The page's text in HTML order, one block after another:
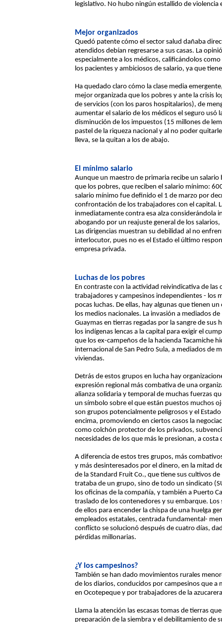
legislativo. No hubo ningún estallido de violencia
Mejor organizados
Quedó patente cómo el sector salud dañaba
atendidos debían regresarse a sus casas. La
especialmente a los médicos, calificándolos
los pacientes y ambiciosos de salario, ya que
Ha quedado claro cómo la clase media
mejor organizada que los pobres y ante la crisis
de servicios (con los paros hospitalarios), de
aumentar el salario de los médicos el seguro
disminución de los impuestos (15 millones de
pastel de la riqueza nacional y al no poder
lleva, se la quitan a los de abajo.
El mínimo salario
Aunque un maestro de primaria recibe un
que los pobres, que reciben el salario mínimo:
salario mínimo fue definido el 1 de marzo por
confrontación de los trabajadores con el capital.
inmediatamente contra esa alza considerándola
abogando por un reajuste general de los
Las dirigencias muestran su debilidad al no
interlocutor, pues no es el Estado el último
empresa privada.
Luchas de los pobres
En contraste con la actividad reivindicativa de las
trabajadores y campesinos independientes - los
pocas luchas. De ellas, hay algunas que tienen
los medios nacionales. La invasión a mediados
Guaymas en tierras regadas por la sangre de
los indígenas lencas a la capital para exigir el
que los ex-campeños de la hacienda Tacamiche
internacional de San Pedro Sula, a mediados de
viviendas.
Detrás de estos grupos en lucha hay
expresión regional más combativa de una
alianza solidaria y temporal de muchas fuerzas
un símbolo sobre el que están puestos muchos
son grupos potencialmente peligrosos y el
encima, promoviendo en ciertos casos la
como colchón protector de los privados,
necesidades de los que más le presionan, a
A diferencia de estos tres grupos, más
y más desinteresados por el dinero, en la mitad
de la Standard Fruit Co., que tiene sus cultivos
trataba de un grupo, sino de todo un sindicato
los oficinas de la compañía, y también a Puerto
traslado de los contenedores y su embarque.
de ellos para encender la chispa de una huelga
empleados estatales, centrada fundamental-
conflicto se solucionó después de cuatro días,
pérdidas millonarias.
¿Y los campesinos?
También se han dado movimientos rurales
de los diarios, conducidos por campesinos que
en Ocotepeque y por trabajadores de la
Llama la atención las escasas tomas de tierras
preparación de la siembra y el debilitamiento de